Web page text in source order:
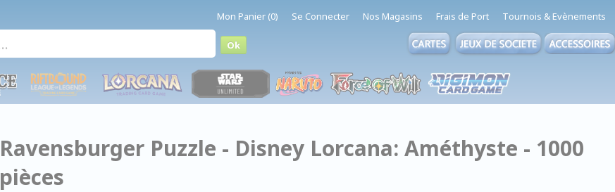
Mon Panier (0) Se Connecter Nos Magasins Frais de Port Tournois & Evènements
Ravensburger Puzzle - Disney Lorcana: Améthyste - 1000
pièces